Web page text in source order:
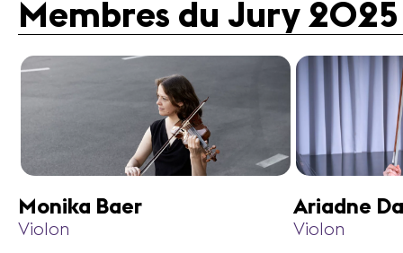
Membres du Jury 2025
Monika Baer
Violon
Ariadne
Violon